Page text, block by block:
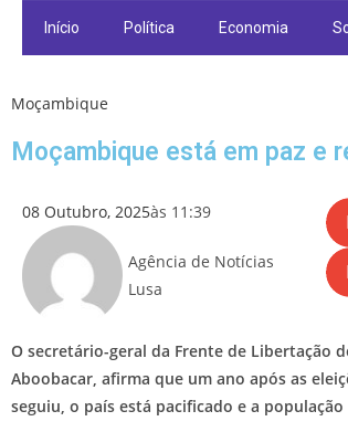
Início Política Economia
Moçambique
Moçambique está em paz e
08 Outubro, 2025às 11:39
Agência de Notícias
Lusa
O secretário-geral da Frente de Libertação
Aboobacar, afirma que um ano após as
seguiu, o país está pacificado e a